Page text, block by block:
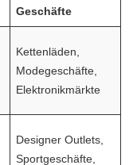
Geschäfte
Kettenläden,
Modegeschäfte,
Elektronikmärkte
Designer Outlets,
Sportgeschäfte,